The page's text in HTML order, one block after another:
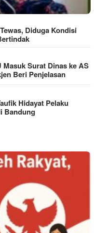
Diduga Kondisi
Surat Dinas ke AS
Beri Penjelasan
Hidayat Pelaku
Bandung